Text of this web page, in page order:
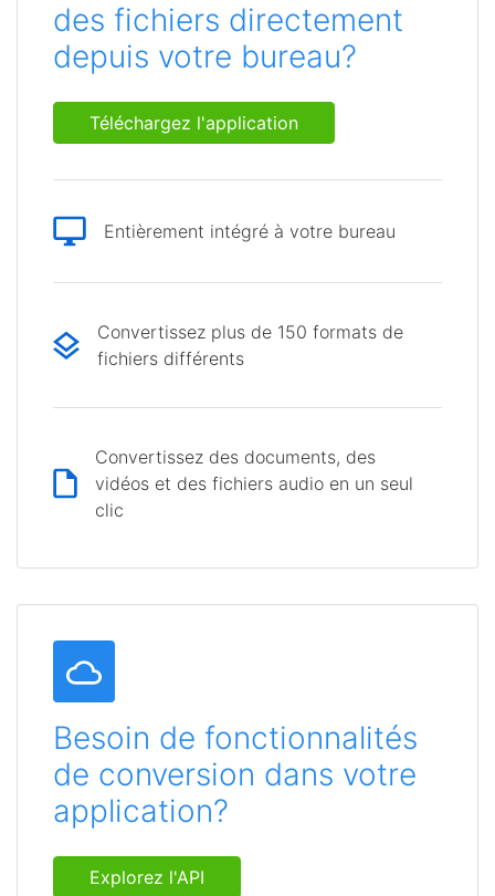
des fichiers directement
depuis votre bureau?
Téléchargez l'application
Entièrement intégré à votre bureau
Convertissez plus de 150 formats de
fichiers différents
Convertissez des documents, des
vidéos et des fichiers audio en un seul
clic
Besoin de fonctionnalités
de conversion dans votre
application?
Explorez l'API